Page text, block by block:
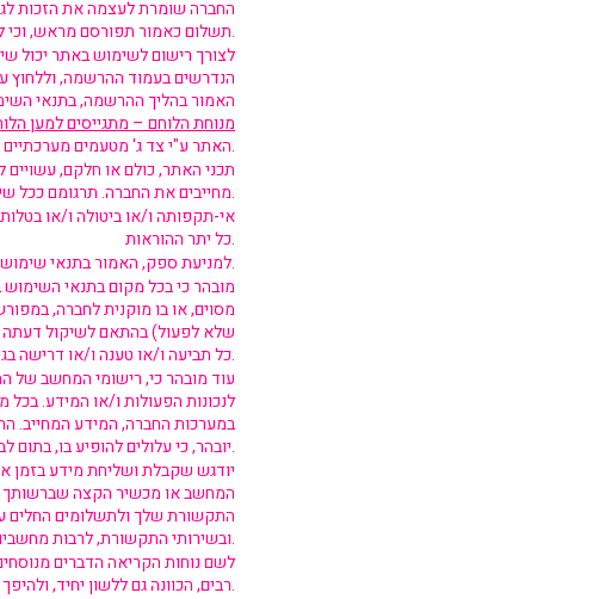
החברה שומרת לעצמה את הזכות
תשלום כאמור תפורסם מראש, וכי לא תחויב בתשלום ללא הסכמתך המפורשת.
לצורך רישום לשימוש באתר יכול
הנדרשים בעמוד ההרשמה, וללחוץ
האמור בהליך ההרשמה, בתנאי
מנוחת הלוחם – מתגייסים למען
) האתר ע"י צד ג' מטעמים מערכתיים של החברה ו/או האתר.
תכני האתר, כולם או חלקם,
מחייבים את החברה. תרגומם ככל שיעשה לשפות שונות הינו לנוחות המשתמש בלבד.
אי-תקפותה ו/או ביטולה ו/או
כל יתר ההוראות.
למניעת ספק, האמור בתנאי שימוש אלו, הנו בנוסף לכל זכות המוקנית לחברה על פי כל דין.
מובהר כי בכל מקום בתנאי
מסוים, או בו מוקנית לחברה,
שלא לפעול) בהתאם לשיקול דעתה
כל תביעה ו/או טענה ו/או דרישה בגין פעילותה של החברה (או אי פעילותה) כאמור.
עוד מובהר כי, רישומי המחשב של
לנכונות הפעולות ו/או המידע.
במערכות החברה, המידע המחייב.
יובהר, כי עלולים להופיע בו, בתום לב, אי דיוקים או שגיאות והחברה לא תישא באחריות כל שהיא הנובעת מהן או קשורה אליהן.
יודגש שקבלת ושליחת מידע בזמן
המחשב או מכשיר הקצה שברשותך
התקשורת שלך ולתשלומים החלים
ובשירותי התקשורת, לרבות מחשבים ותוכנות, הנחוצים לשם התחברות לאתר וכל שימוש בתכנים המצויים בו.
לשם נוחות הקריאה הדברים
רבים, הכוונה גם ללשון יחיד, ולהיפך.